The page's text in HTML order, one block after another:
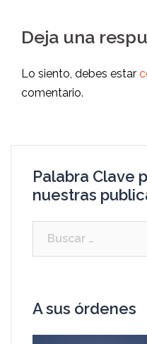
Deja una
Lo siento, debes estar
comentario.
Palabra Clave
nuestras
A sus órdenes